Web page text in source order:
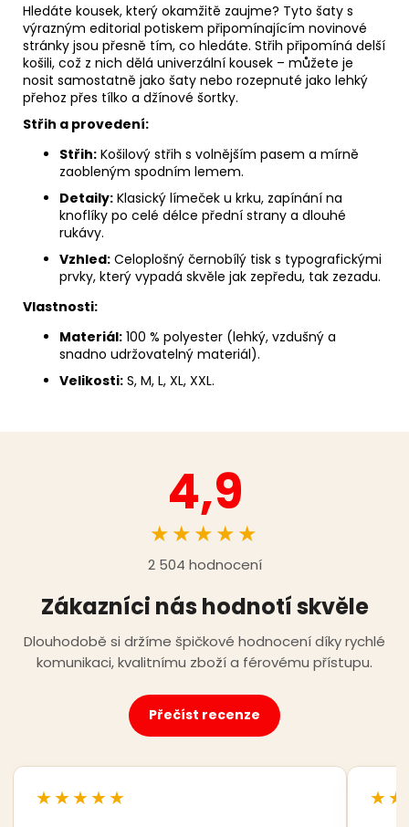
Hledáte kousek, který okamžitě zaujme? Tyto šaty s
výrazným editorial potiskem připomínajícím novinové
stránky jsou přesně tím, co hledáte. Střih připomíná delší
košili, což z nich dělá univerzální kousek – můžete je
nosit samostatně jako šaty nebo rozepnuté jako lehký
přehoz přes tílko a džínové šortky.
Střih a provedení:
Střih: Košilový střih s volnějším pasem a mírně
zaobleným spodním lemem.
Detaily: Klasický límeček u krku, zapínání na
knoflíky po celé délce přední strany a dlouhé
rukávy.
Vzhled: Celoplošný černobílý tisk s typografickými
prvky, který vypadá skvěle jak zepředu, tak zezadu.
Vlastnosti:
Materiál: 100 % polyester (lehký, vzdušný a
snadno udržovatelný materiál).
Velikosti: S, M, L, XL, XXL.
4,9
★★★★★
2 504 hodnocení
Zákazníci nás hodnotí skvěle
Dlouhodobě si držíme špičkové hodnocení díky rychlé
komunikaci, kvalitnímu zboží a férovému přístupu.
Přečíst recenze
★★★★★